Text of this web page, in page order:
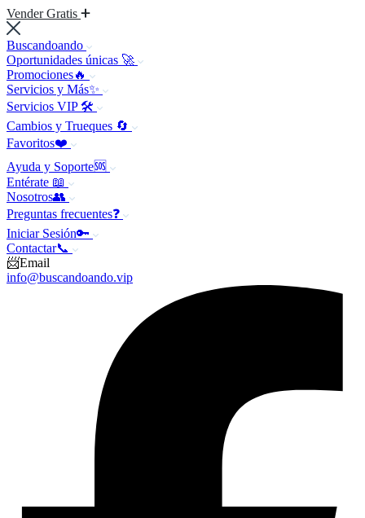
Vender Gratis
Buscandoando
Oportunidades únicas 🚀
Promociones🔥
Servicios y Más✨
Servicios VIP 🛠️
Cambios y Trueques 🔄
Favoritos❤️
Ayuda y Soporte🆘
Entérate 📖
Nosotros👥
Preguntas frecuentes❓
Iniciar Sesión🔑
Contactar📞
📨Email
info@buscandoando.vip